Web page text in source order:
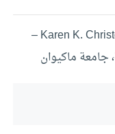
كاتب المقال الأصلي : Karen K. Christensen-Dalsgaard –
جامعة ماكيوان